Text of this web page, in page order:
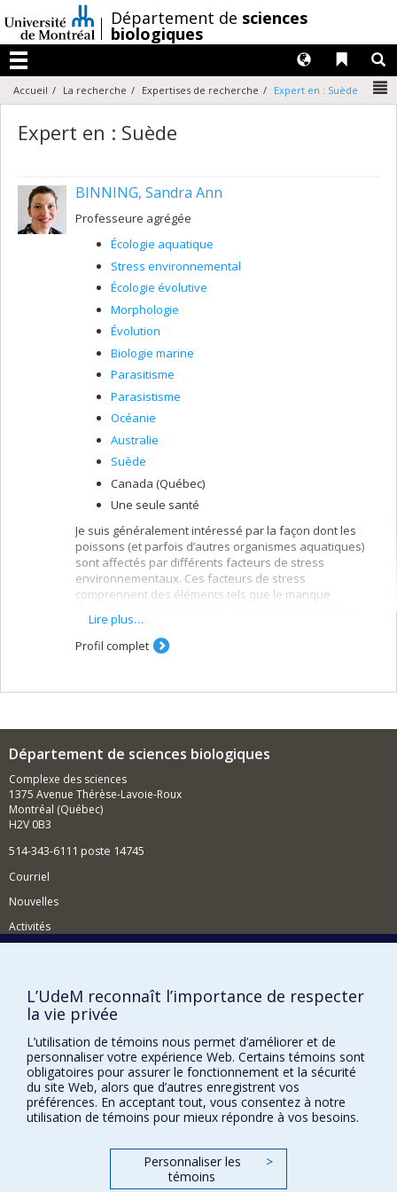
au
contenu
/Département de sciences
biologiques
Menu
Liens
Langues
Accueil La recherche Expertises de recherche Expert en : Suède
Expert en : Suède
BINNING, Sandra Ann
Professeure agrégée
Écologie aquatique
Stress environnemental
Écologie évolutive
Morphologie
Évolution
Biologie marine
Parasitisme
Parasistisme
Océanie
Australie
Suède
Canada (Québec)
Une seule santé
Je suis généralement intéressé par la façon dont les
poissons (et parfois d’autres organismes aquatiques)
sont affectés par différents facteurs de stress
environnementaux. Ces facteurs de stress
comprennent des éléments tels que le manque
fluctuant, la salinité élevée, etc. Je suis particulièrement
intéressé par la variation au sein des espèces
(différences intraspécifiques) le long des gradients
Lire plus…
Profil complet
Département de sciences biologiques
Complexe des sciences
1375 Avenue Thérèse-Lavoie-Roux
Montréal (Québec)
H2V 0B3
514-343-6111 poste 14745
Courriel
Nouvelles
Activités
BESOIN D'AIDE?
Plan du site
Signaler une erreur
Accessibilité
FACULTÉ DES ARTS ET DES SCIENCES
Nos centres d'études
L’UdeM reconnaît l’importance de respecter
la vie privée
L’utilisation de témoins nous permet d’améliorer et de
personnaliser votre expérience Web. Certains témoins sont
obligatoires pour assurer le fonctionnement et la sécurité
du site Web, alors que d’autres enregistrent vos
préférences. En acceptant tout, vous consentez à notre
utilisation de témoins pour mieux répondre à vos besoins.
Personnaliser les
témoins
>